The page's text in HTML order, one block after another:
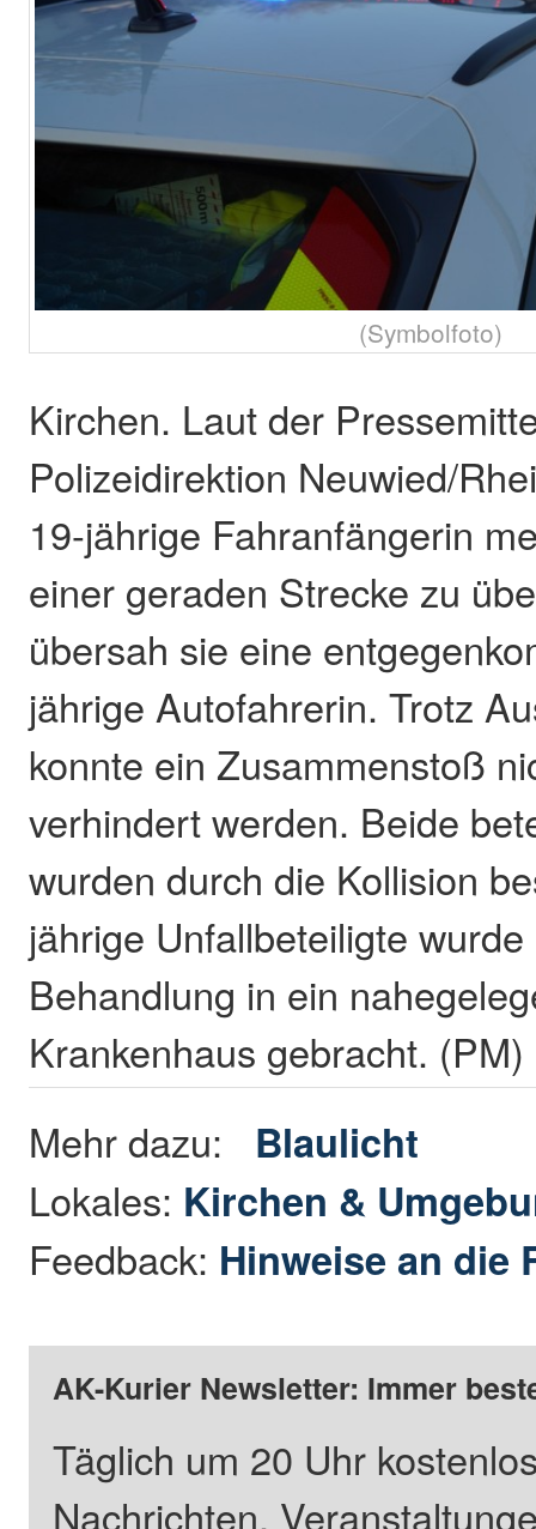
(Symbolfoto)
Kirchen. Laut der
Polizeidirektion Neuwied/
19-jährige Fahranfängerin
einer geraden Strecke zu
übersah sie eine
jährige Autofahrerin. Trotz
konnte ein Zusammenstoß
verhindert werden. Beide
wurden durch die Kollision
jährige Unfallbeteiligte
Behandlung in ein
Krankenhaus gebracht. (PM)
Mehr dazu: Blaulicht
Lokales: Kirchen &
Feedback: Hinweise an die
AK-Kurier Newsletter: Immer
Täglich um 20 Uhr
Nachrichten,